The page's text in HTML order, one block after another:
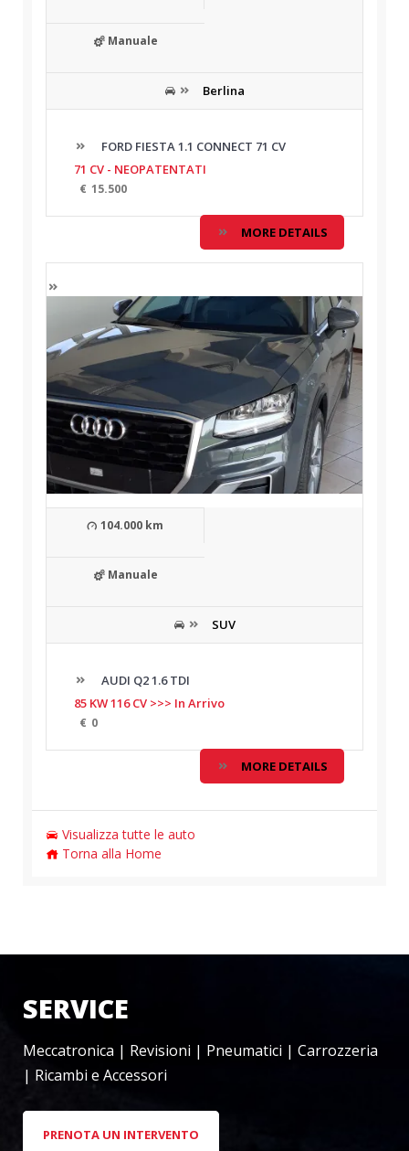
Manuale
Berlina
FORD FIESTA 1.1 CONNECT 71 CV
71 CV - NEOPATENTATI
€ 15.500
MORE DETAILS
104.000 km
Manuale
SUV
AUDI Q2 1.6 TDI
85 KW 116 CV >>> In Arrivo
€ 0
MORE DETAILS
Visualizza tutte le auto
Torna alla Home
SERVICE
Meccatronica | Revisioni | Pneumatici | Carrozzeria
| Ricambi e Accessori
PRENOTA UN INTERVENTO